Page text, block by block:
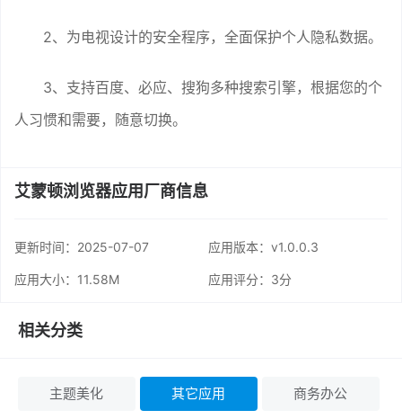
2、为电视设计的安全程序，全面保护个人隐私数据。
3、支持百度、必应、搜狗多种搜索引擎，根据您的个
人习惯和需要，随意切换。
艾蒙顿浏览器应用厂商信息
更新时间： 2025-07-07 应用版本：v1.0.0.3
应用大小：11.58M 应用评分： 3分
相关分类
主题美化 其它应用 商务办公